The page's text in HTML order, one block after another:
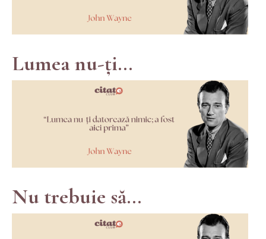
Lumea nu-ți...
Nu trebuie să...